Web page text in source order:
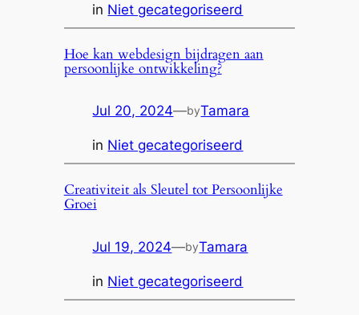
in Niet gecategoriseerd
Hoe kan webdesign bijdragen aan
persoonlijke ontwikkeling?
Jul 20, 2024—byTamara
in Niet gecategoriseerd
Creativiteit als Sleutel tot Persoonlijke
Groei
Jul 19, 2024—byTamara
in Niet gecategoriseerd